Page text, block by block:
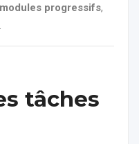
progressifs,
tâches